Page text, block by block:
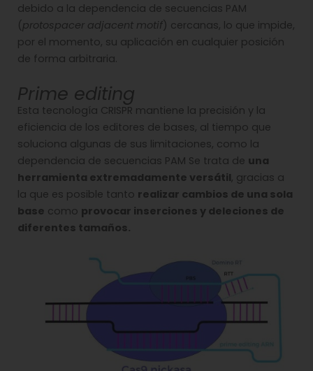
debido a la dependencia de secuencias PAM
(protospacer adjacent motif) cercanas, lo que impide,
por el momento, su aplicación en cualquier posición
de forma arbitraria.
Prime editing
Esta tecnología CRISPR mantiene la precisión y la
eficiencia de los editores de bases, al tiempo que
soluciona algunas de sus limitaciones, como la
dependencia de secuencias PAM Se trata de una
herramienta extremadamente versátil, gracias a
la que es posible tanto realizar cambios de una sola
base como provocar inserciones y deleciones de
diferentes tamaños.